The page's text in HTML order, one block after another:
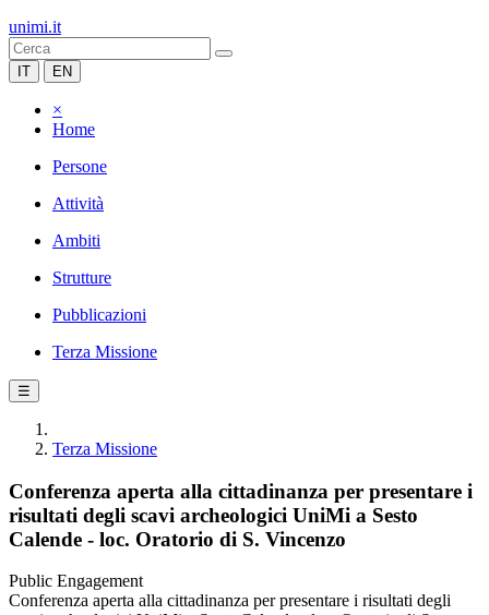
unimi.it
IT EN
×
Home
Persone
Attività
Ambiti
Strutture
Pubblicazioni
Terza Missione
☰
Terza Missione
Conferenza aperta alla cittadinanza per presentare i
risultati degli scavi archeologici UniMi a Sesto
Calende - loc. Oratorio di S. Vincenzo
Public Engagement
Conferenza aperta alla cittadinanza per presentare i risultati degli